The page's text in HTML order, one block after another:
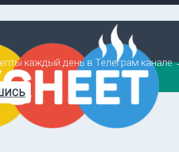
каждый день в Телеграм канале